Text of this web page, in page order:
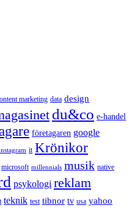
marketing data design
du&co e-handel
företagaren google
it Krönikor
microsoft millennials musik native
psykologi reklam
teknik test tibnor tv usa yahoo